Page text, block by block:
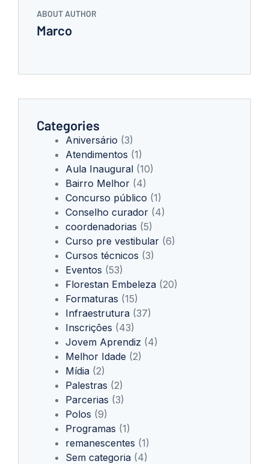
ABOUT AUTHOR
Marco
Categories
Aniversário (3)
Atendimentos (1)
Aula Inaugural (10)
Bairro Melhor (4)
Concurso público (1)
Conselho curador (4)
coordenadorias (5)
Curso pre vestibular (6)
Cursos técnicos (3)
Eventos (53)
Florestan Embeleza (20)
Formaturas (15)
Infraestrutura (37)
Inscrições (43)
Jovem Aprendiz (4)
Melhor Idade (2)
Mídia (2)
Palestras (2)
Parcerias (3)
Polos (9)
Programas (1)
remanescentes (1)
Sem categoria (4)